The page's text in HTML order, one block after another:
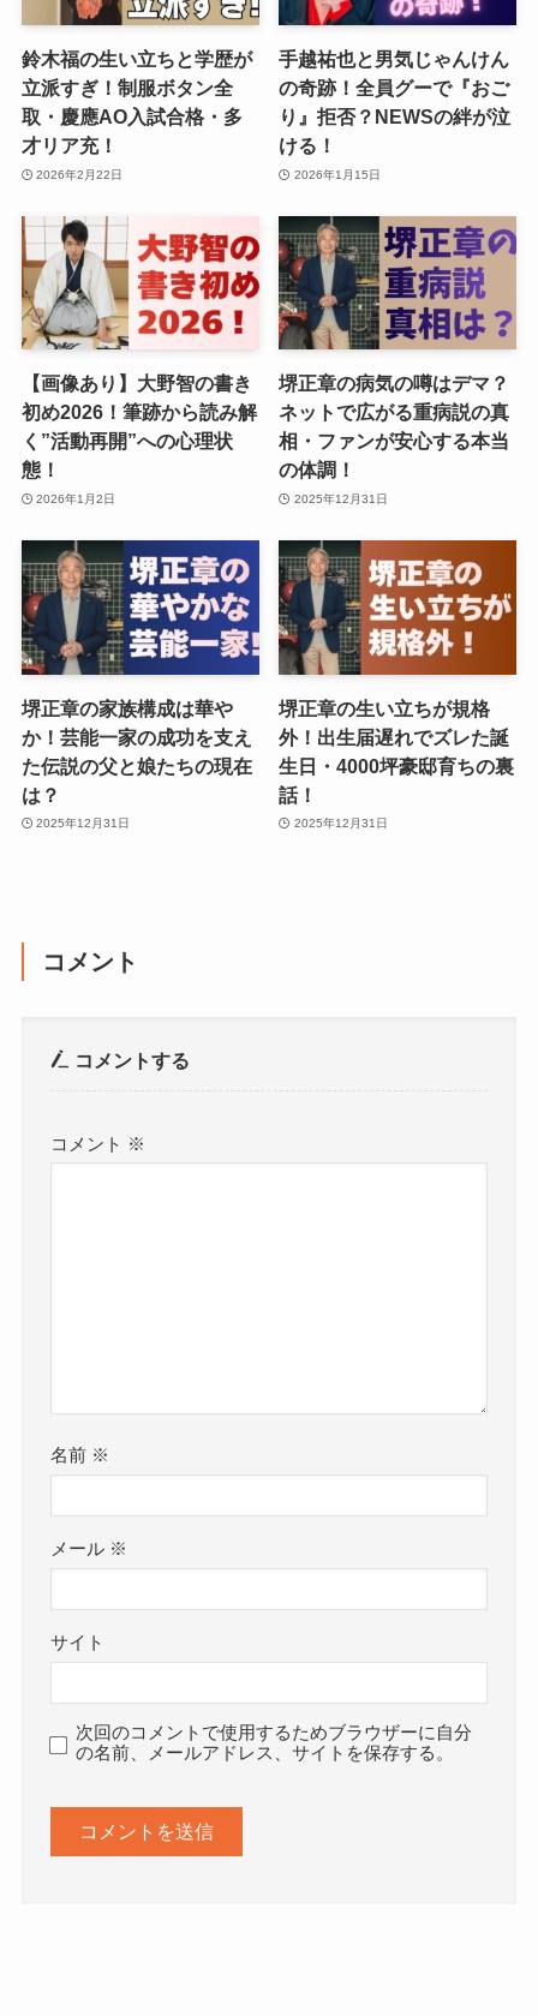
鈴木福の生い立ちと学歴が
立派すぎ！制服ボタン全
取・慶應AO入試合格・多
才リア充！
2026年2月22日
手越祐也と男気じゃんけん
の奇跡！全員グーで『おご
り』拒否？NEWSの絆が泣
ける！
2026年1月15日
【画像あり】大野智の書き
初め2026！筆跡から読み解
く”活動再開”への心理状
態！
2026年1月2日
堺正章の病気の噂はデマ？
ネットで広がる重病説の真
相・ファンが安心する本当
の体調！
2025年12月31日
堺正章の家族構成は華や
か！芸能一家の成功を支え
た伝説の父と娘たちの現在
は？
2025年12月31日
堺正章の生い立ちが規格
外！出生届遅れでズレた誕
生日・4000坪豪邸育ちの裏
話！
2025年12月31日
コメント
コメントする
コメント ※
名前 ※
メール ※
サイト
次回のコメントで使用するためブラウザーに自分
の名前、メールアドレス、サイトを保存する。